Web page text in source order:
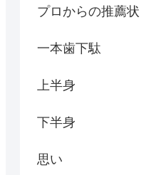
プロからの推薦状
一本歯下駄
上半身
下半身
思い